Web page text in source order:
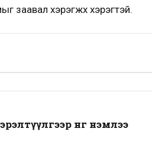
заавал хэрэгжүүх хэрэгтэй.
өнгө нэмлээ